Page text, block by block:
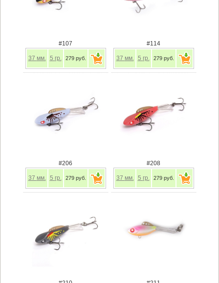
#107
37 мм. 5 гр. 279 руб.
#114
37 мм. 5 гр. 279 руб.
#206
37 мм. 5 гр. 279 руб.
#208
37 мм. 5 гр. 279 руб.